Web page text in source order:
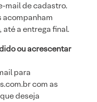
mail de cadastro.
acompanham
até a entrega final.
ou acrescentar
para
com as
deseja